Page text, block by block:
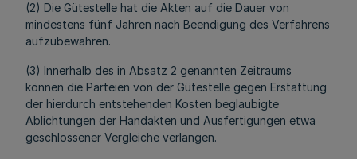
(2) Die Gütestelle hat die Akten auf die Dauer von
mindestens fünf Jahren nach Beendigung des Verfahrens
aufzubewahren.
(3) Innerhalb des in Absatz 2 genannten Zeitraums
können die Parteien von der Gütestelle gegen Erstattung
der hierdurch entstehenden Kosten beglaubigte
Ablichtungen der Handakten und Ausfertigungen etwa
geschlossener Vergleiche verlangen.